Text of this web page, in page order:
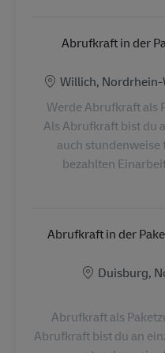
Abrufkraft in der
Willich,
Werde Abrufkraft als
Als Abrufkraft bist du
auch
bezahlten
Abrufkraft in der
Duisburg,
Abrufkraft als
Abrufkraft bist du an